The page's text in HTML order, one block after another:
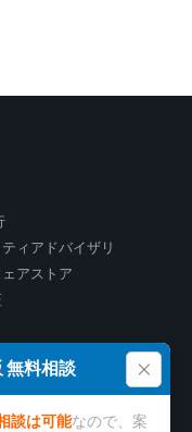
ィアドバイザリ
アストア
無料相談 ×
談は可能なので、案